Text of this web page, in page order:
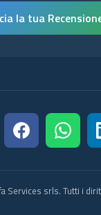
la tua
Services srls. Tutti i